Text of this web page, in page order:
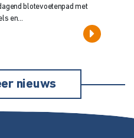
blotevoetenpad met
en...
nieuws